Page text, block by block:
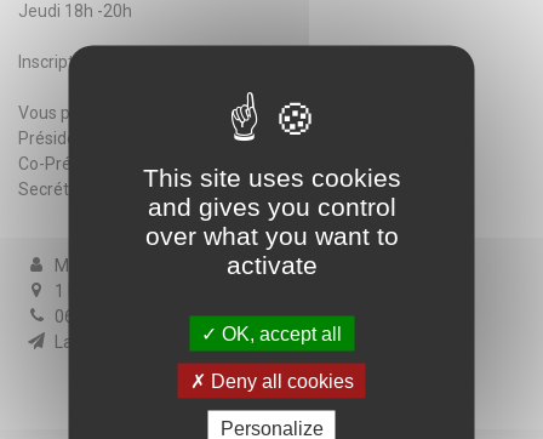
Jeudi 18h -20h
Inscription: 50 € pour l'année 2024/2025
Vous pouvez nous contacter :
Présidente : Maryline DAMJANAC
Co-Président : Christian MARTZ
Secrétaire : Isabelle CHANCONIE
Maryline DAMJANAC
1 le prieuré 86800 Lavoux
06 33 84 50 50 - 06 46 65 68 15
Lavoutic.maryline@gmail.com
This site uses cookies
and gives you control
over what you want to
activate
OK, accept all
Deny all cookies
Personalize